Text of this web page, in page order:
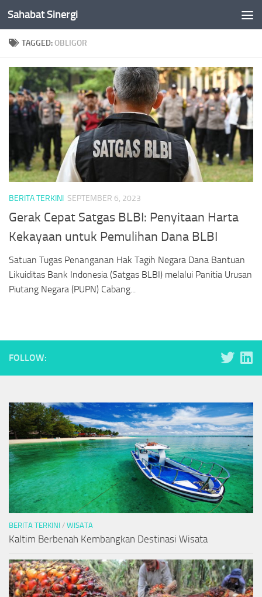
Skip to content
Sahabat Sinergi
TAGGED:OBLIGOR
BERITA TERKINI SEPTEMBER 6, 2023
Gerak Cepat Satgas BLBI: Penyitaan Harta
Kekayaan untuk Pemulihan Dana BLBI
Satuan Tugas Penanganan Hak Tagih Negara Dana Bantuan
Likuiditas Bank Indonesia (Satgas BLBI) melalui Panitia Urusan
Piutang Negara (PUPN) Cabang...
FOLLOW:
BERITA TERKINI / WISATA
Kaltim Berbenah Kembangkan Destinasi Wisata